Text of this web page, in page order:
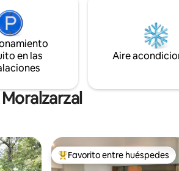
vida y
acondicionado en todas las
para tu máximo confort.
en las
Aire
Favorito entre huéspedes
Favorito entre huéspedes